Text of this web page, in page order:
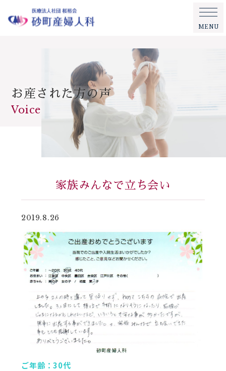
MENU
お産された方の声
Voice
家族みんなで立ち会い
2019.8.26
ご年齢：30代